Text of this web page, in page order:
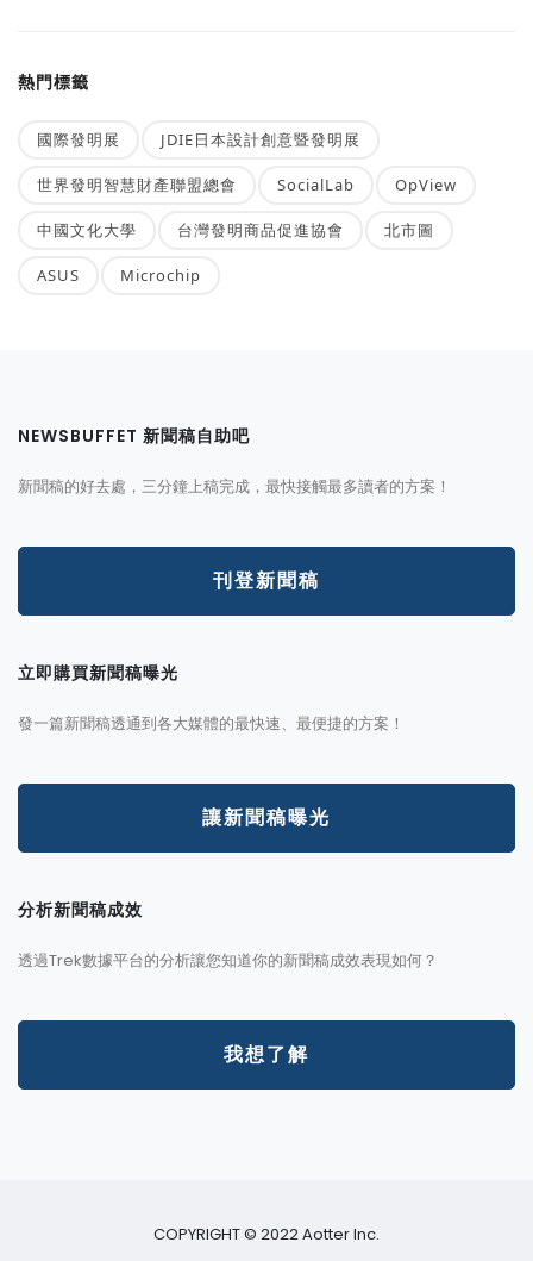
熱門標籤
國際發明展 JDIE日本設計創意暨發明展
世界發明智慧財產聯盟總會 SocialLab OpView
中國文化大學 台灣發明商品促進協會 北市圖
ASUS Microchip
NEWSBUFFET 新聞稿自助吧
新聞稿的好去處，三分鐘上稿完成，最快接觸最多讀者的方案！
刊登新聞稿
立即購買新聞稿曝光
發一篇新聞稿透通到各大媒體的最快速、最便捷的方案！
讓新聞稿曝光
分析新聞稿成效
透過Trek數據平台的分析讓您知道你的新聞稿成效表現如何？
我想了解
COPYRIGHT © 2022 Aotter Inc.